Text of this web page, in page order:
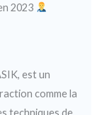
2023
est un
comme la